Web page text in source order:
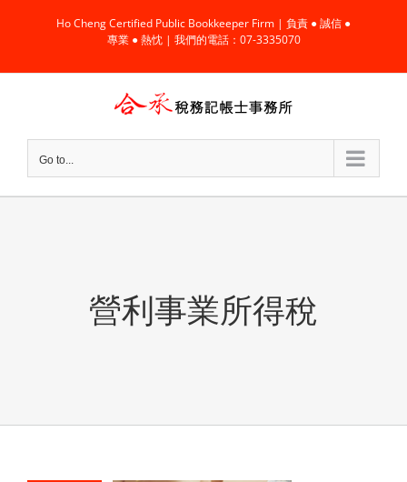
content
Ho Cheng Certified Public Bookkeeper Firm | 負責 ● 誠信 ●
專業 ● 熱忱 | 我們的電話：07-3335070
Go to...
營利事業所得稅